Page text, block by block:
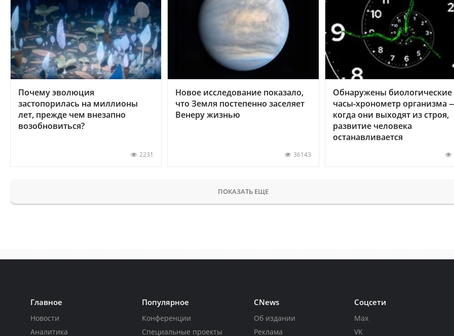
Почему эволюция
застопорилась на миллионы
лет, прежде чем внезапно
возобновиться?
2231
Новое исследование показало,
что Земля постепенно заселяет
Венеру жизнью
36143
Обнаружены биологические
часы-хронометр организма
когда они выходят из строя,
развитие человека
останавливается
ПОКАЗАТЬ ЕЩЕ
Главное
Новости
Аналитика
Популярное
Конференции
Специальные проекты
CNews
Об издании
Реклама
Соцсети
Max
VK